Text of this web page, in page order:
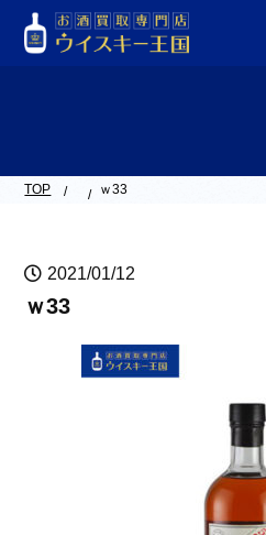
TOP ｗ33
2021/01/12
ｗ33